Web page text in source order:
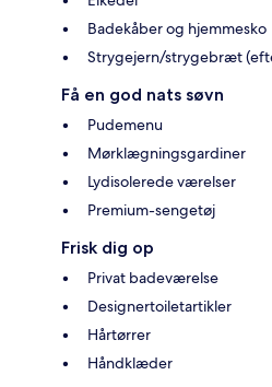
Badekåber og hjemmesko
Strygejern/strygebræt
Få en god nats søvn
Pudemenu
Mørklægningsgardiner
Lydisolerede værelser
Premium-sengetøj
Frisk dig op
Privat badeværelse
Designertoiletartikler
Hårtørrer
Håndklæder